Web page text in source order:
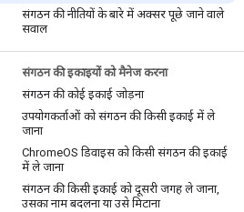
संगठन की नीतियों के बारे में अक्सर पूछे जाने वाले
सवाल
संगठन की इकाइयों को मैनेज करना
संगठन की कोई इकाई जोड़ना
उपयोगकर्ताओं को संगठन की किसी इकाई में ले
जाना
ChromeOS डिवाइस को किसी संगठन की इकाई
में ले जाना
संगठन की किसी इकाई को दूसरी जगह ले जाना,
उसका नाम बदलना या उसे मिटाना